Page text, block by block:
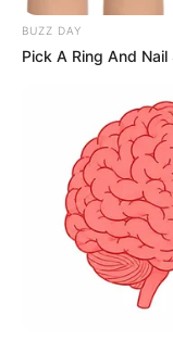
BUZZ DAY
Pick A Ring And